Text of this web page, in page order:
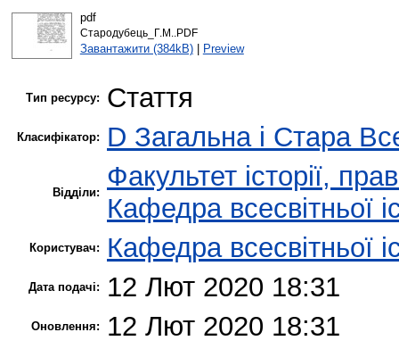
pdf
Стародубець_Г.М..PDF
Завантажити (384kB)| Preview
Тип ресурсу: Стаття
Класифікатор: D Загальна і Стара
Відділи:
Факультет історії,
Кафедра всесвітньої
Користувач: Кафедра всесвітньої
Дата подачі: 12 Лют 2020 18:31
Оновлення: 12 Лют 2020 18:31